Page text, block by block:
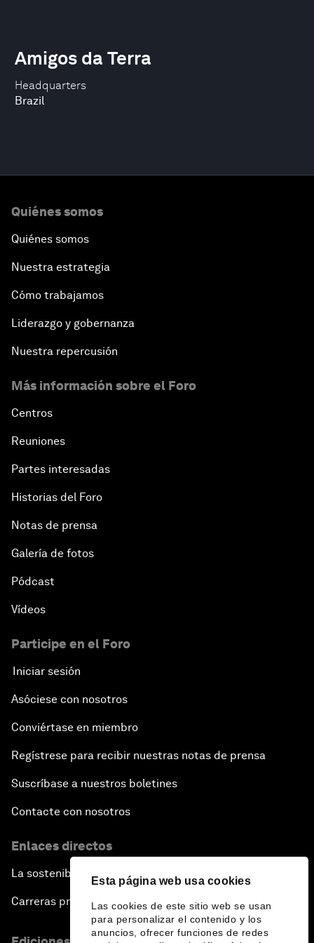
Esta página web usa cookies
Las cookies de este sitio web se usan
para personalizar el contenido y los
anuncios, ofrecer funciones de redes
Headquarters
Brazil
Amigos da Terra
Quiénes somos
Quiénes somos
Nuestra estrategia
Cómo trabajamos
Liderazgo y gobernanza
Nuestra repercusión
Más información sobre el Foro
Centros
Reuniones
Partes interesadas
Historias del Foro
Notas de prensa
Galería de fotos
Pódcast
Vídeos
Participe en el Foro
Iniciar sesión
Asóciese con nosotros
Conviértase en miembro
Regístrese para recibir nuestras notas de prensa
Suscríbase a nuestros boletines
Contacte con nosotros
Enlaces directos
La sostenibilidad en el Foro
Carreras profesionales